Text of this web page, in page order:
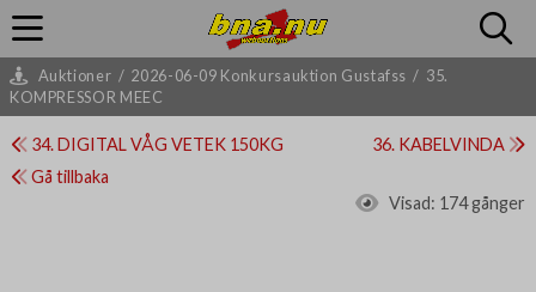
Auktioner / 2026-06-09 Konkursauktion Gustafss / 35.
KOMPRESSOR MEEC
34. DIGITAL VÅG VETEK 150KG
36. KABELVINDA
Gå tillbaka
Visad: 174 gånger